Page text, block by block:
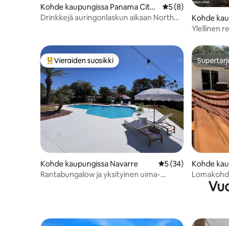
Kohde kaupungissa Panama City
Beach
Keskimääräinen
5 (8)
Drinkkejä auringonlaskun aikaan North
Kohde
City
Ylellinen
Vieraiden suosikkien parhaimmistoa
Vieraiden suosikki
Kohde kaupungissa Navarre Keskimääräinen
5 (34)
Rantabungalow ja yksityinen uima-
Kohde
allas ja